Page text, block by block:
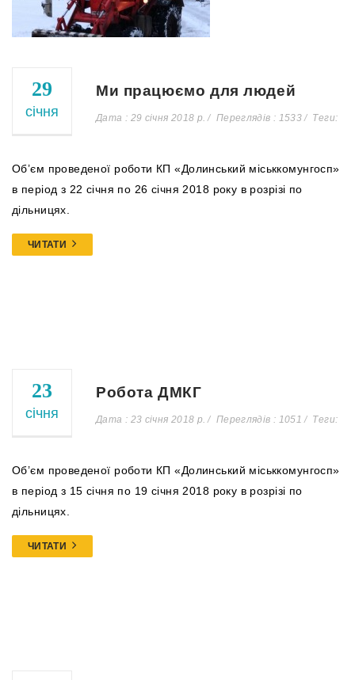
29
січня
Ми працюємо для людей
Дата : 29 січня 2018 р. Переглядів : 1533 Теги:
Об’єм проведеної роботи КП «Долинський міськкомунгосп»
в період з 22 січня по 26 січня 2018 року в розрізі по
дільницях.
ЧИТАТИ
23
січня
Робота ДМКГ
Дата : 23 січня 2018 р. Переглядів : 1051 Теги:
Об’єм проведеної роботи КП «Долинський міськкомунгосп»
в період з 15 січня по 19 січня 2018 року в розрізі по
дільницях.
ЧИТАТИ